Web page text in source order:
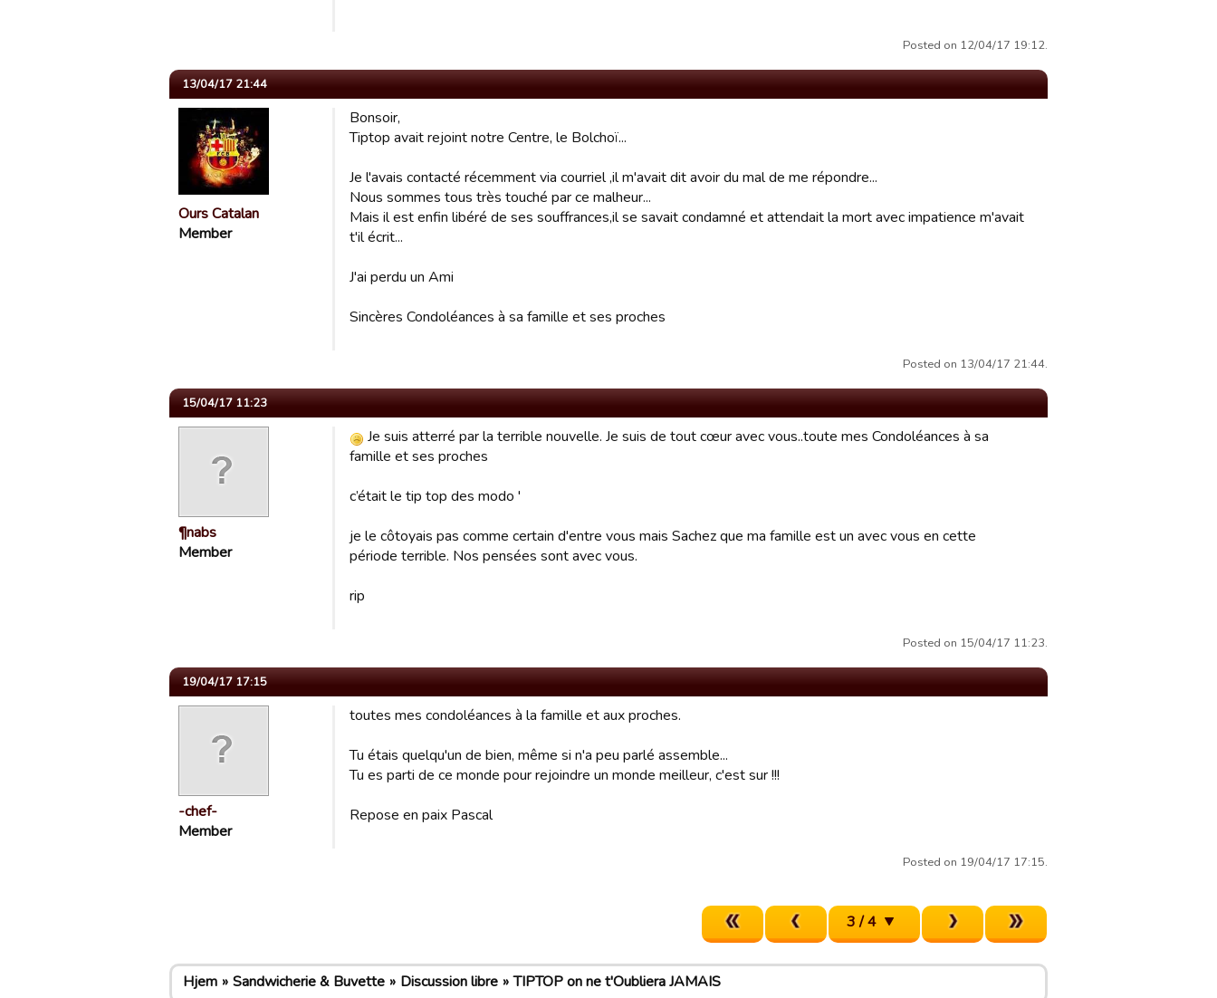
Posted on 12/04/17 19:12.
13/04/17 21:44
Ours Catalan
Member
Bonsoir,
Tiptop avait rejoint notre Centre, le Bolchoï...
Je l'avais contacté récemment via courriel ,il m'avait dit avoir du mal de me répondre...
Nous sommes tous très touché par ce malheur...
Mais il est enfin libéré de ses souffrances,il se savait condamné et attendait la mort avec impatience m'avait
t'il écrit...
J'ai perdu un Ami
Sincères Condoléances à sa famille et ses proches
Posted on 13/04/17 21:44.
15/04/17 11:23
¶nabs
Member
Je suis atterré par la terrible nouvelle. Je suis de tout cœur avec vous..toute mes Condoléances à sa
famille et ses proches
c’était le tip top des modo '
je le côtoyais pas comme certain d'entre vous mais Sachez que ma famille est un avec vous en cette
période terrible. Nos pensées sont avec vous.
rip
Posted on 15/04/17 11:23.
19/04/17 17:15
-chef-
Member
toutes mes condoléances à la famille et aux proches.
Tu étais quelqu'un de bien, même si n'a peu parlé assemble...
Tu es parti de ce monde pour rejoindre un monde meilleur, c'est sur !!!
Repose en paix Pascal
Posted on 19/04/17 17:15.
3 / 4
Hjem Sandwicherie & Buvette Discussion libre TIPTOP on ne t'Oubliera JAMAIS